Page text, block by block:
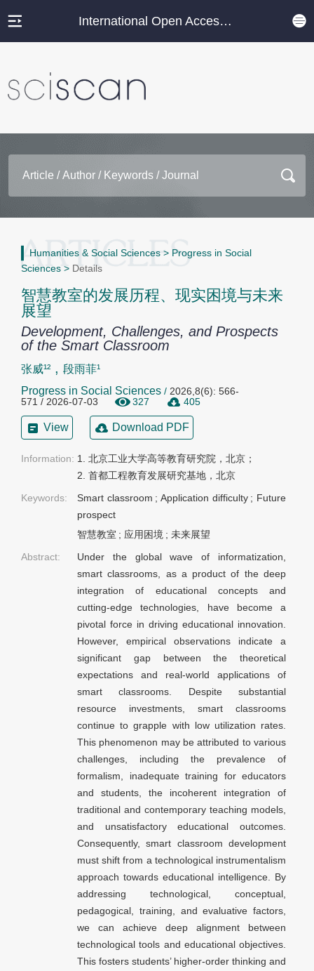
International Open Access Journal Platform
Humanities & Social Sciences > Progress in Social
Sciences > Details
智慧教室的发展历程、现实困境与未来
展望
Development, Challenges, and Prospects
of the Smart Classroom
张威¹² , 段雨菲¹
Progress in Social Sciences / 2026,8(6): 566-
571 / 2026-07-03
327 405
View Download PDF
Information: 1. 北京工业大学高等教育研究院，北京；
2. 首都工程教育发展研究基地，北京
Keywords:
Smart classroom ;Application difficulty ; Future
prospect
智慧教室 ; 应用困境 ; 未来展望
Abstract:
Under the global wave of informatization,
smart classrooms, as a product of the deep
integration of educational concepts and
cutting-edge technologies, have become a
pivotal force in driving educational innovation.
However, empirical observations indicate a
significant gap between the theoretical
expectations and real-world applications of
smart classrooms. Despite substantial
resource investments, smart classrooms
continue to grapple with low utilization rates.
This phenomenon may be attributed to various
challenges, including the prevalence of
formalism, inadequate training for educators
and students, the incoherent integration of
traditional and contemporary teaching models,
and unsatisfactory educational outcomes.
Consequently, smart classroom development
must shift from a technological instrumentalism
approach towards educational intelligence. By
addressing technological, conceptual,
pedagogical, training, and evaluative factors,
we can achieve deep alignment between
technological tools and educational objectives.
This fosters students’ higher-order thinking and